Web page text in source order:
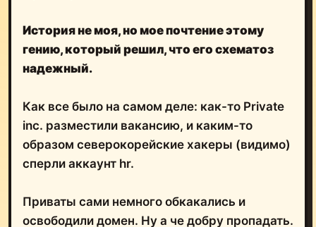
История не моя, но мое почтение этому
гению, который решил, что его схематоз
надежный.
Как все было на самом деле: как-то Private
inс. разместили вакансию, и каким-то
образом северокорейские хакеры (видимо)
сперли аккаунт hr.
Приваты сами немного обкакались и
освободили домен. Ну а че добру пропадать.